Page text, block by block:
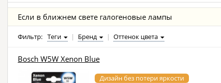
Если в ближнем свете галогеновые лампы
Фильтр: Теги | Бренд | Оттенок цвета
Bosch W5W Xenon Blue
Дизайн без потери яркости